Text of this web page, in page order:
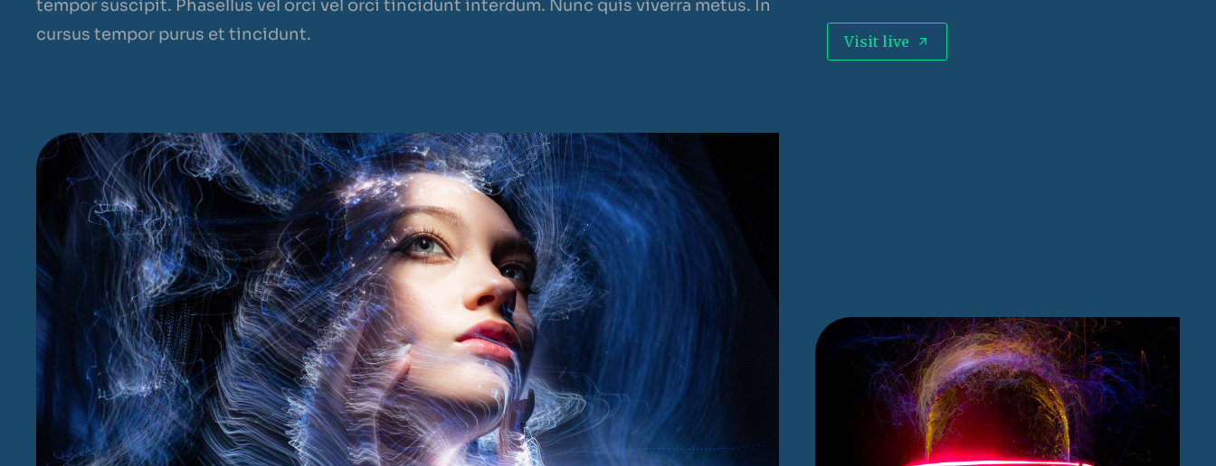
tempor suscipit. Phasellus vel orci vel orci tincidunt interdum. Nunc quis viverra metus. In
cursus tempor purus et tincidunt.
Visit live